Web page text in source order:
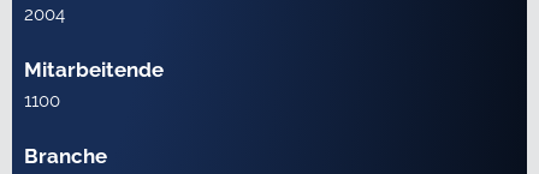
2004
Mitarbeitende
1100
Branche